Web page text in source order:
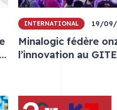
INTERNATIONAL 19/09/
Minalogic fédère
l’innovation au